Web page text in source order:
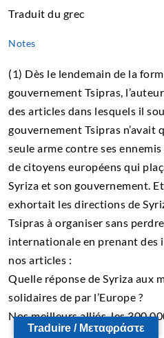
Traduit du grec
Notes
(1) Dès le lendemain de la
gouvernement Tsipras,
des articles dans lesquels il
gouvernement Tsipras n’avait
seule arme contre ses
de citoyens européens qui
Syriza et son gouvernement.
exhortait les directions de
Tsipras à organiser sans
internationale en prenant des
nos articles :
Quelle réponse de Syriza aux
solidaires de par l’Europe ?
Nos meilleurs alliés, les 300
Traduire / Μεταφράστε